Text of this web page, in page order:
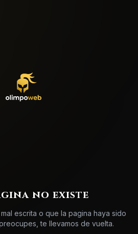
no existe
escrita o que la pagina haya sido
te llevamos de vuelta.